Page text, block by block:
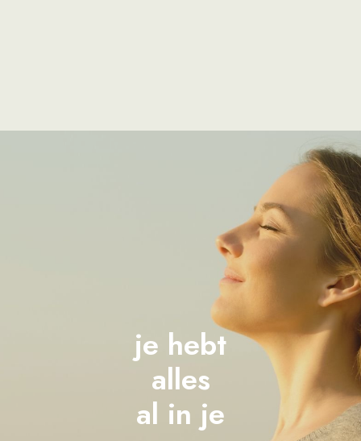
je hebt
alles
al in je